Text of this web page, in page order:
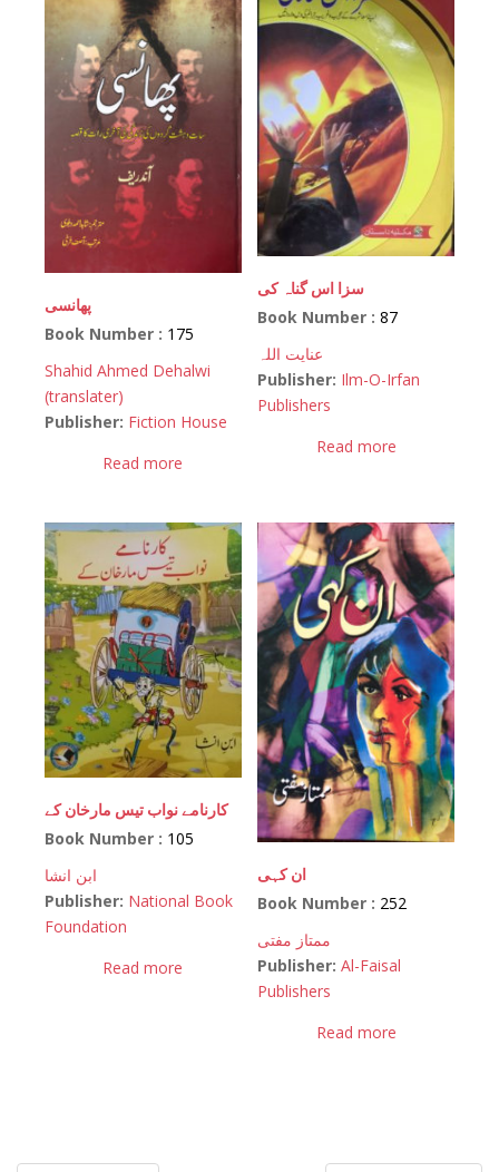
پھانسی
Book Number : 175
Shahid Ahmed Dehalwi
(translater)
Publisher: Fiction House
Read more
سزا اس گناہ کی
Book Number :87
عنایت اللہ
Publisher: Ilm-O-Irfan
Publishers
Read more
کارنامے نواب تیس مارخان کے
Book Number : 105
ابن انشا
Publisher: National Book
Foundation
Read more
ان کہی
Book Number : 252
ممتاز مفتی
Publisher: Al-Faisal
Publishers
Read more